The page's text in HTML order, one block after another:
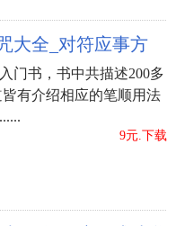
大全_对符应事方
门书，书中共描述200多
有介绍相应的笔顺用法
9元.下载